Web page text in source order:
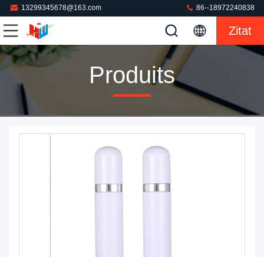
13299345678@163.com 86--18972240838
Zitat
Produits